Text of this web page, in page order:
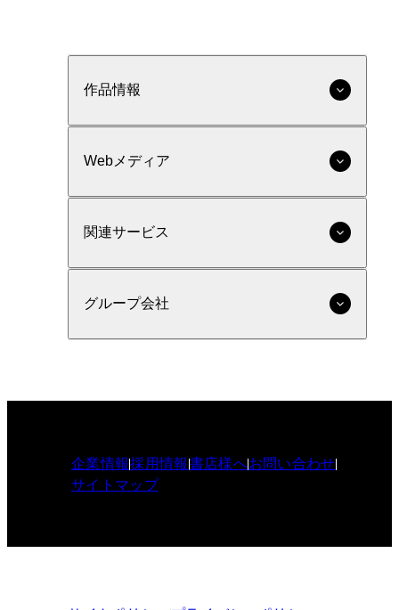
作品情報
Webメディア
関連サービス
グループ会社
企業情報採用情報書店様へお問い合わせ
サイトマップ